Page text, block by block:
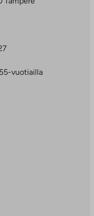
vuotiailla